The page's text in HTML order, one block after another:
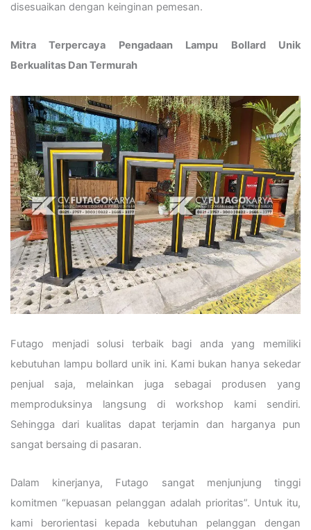
disesuaikan dengan keinginan pemesan.
Mitra Terpercaya Pengadaan Lampu Bollard Unik
Berkualitas Dan Termurah
Futago menjadi solusi terbaik bagi anda yang memiliki
kebutuhan lampu bollard unik ini. Kami bukan hanya sekedar
penjual saja, melainkan juga sebagai produsen yang
memproduksinya langsung di workshop kami sendiri.
Sehingga dari kualitas dapat terjamin dan harganya pun
sangat bersaing di pasaran.
Dalam kinerjanya, Futago sangat menjunjung tinggi
komitmen “kepuasan pelanggan adalah prioritas”. Untuk itu,
kami berorientasi kepada kebutuhan pelanggan dengan